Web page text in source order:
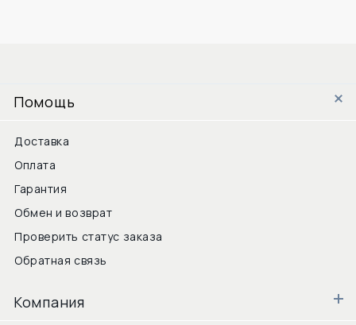
Помощь
Доставка
Оплата
Гарантия
Обмен и возврат
Проверить статус заказа
Обратная связь
Компания